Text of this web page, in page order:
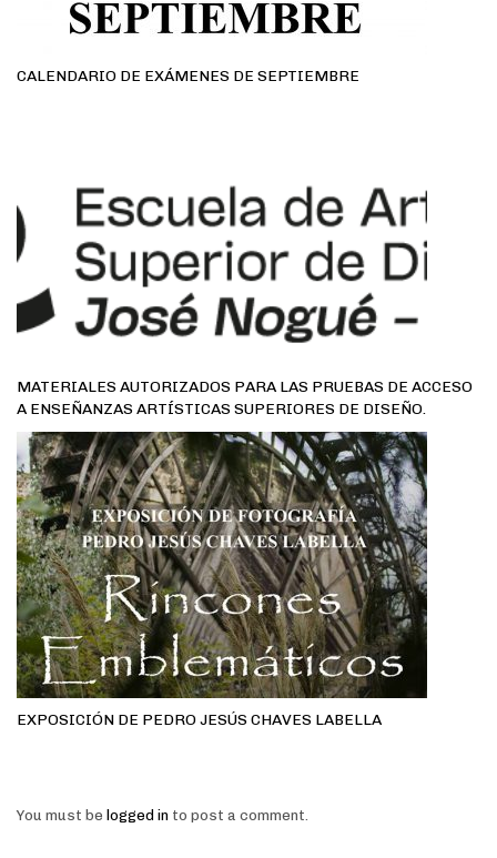
CALENDARIO DE EXÁMENES DE SEPTIEMBRE
MATERIALES AUTORIZADOS PARA LAS PRUEBAS DE ACCESO
A ENSEÑANZAS ARTÍSTICAS SUPERIORES DE DISEÑO.
EXPOSICIÓN DE PEDRO JESÚS CHAVES LABELLA
You must be logged in to post a comment.